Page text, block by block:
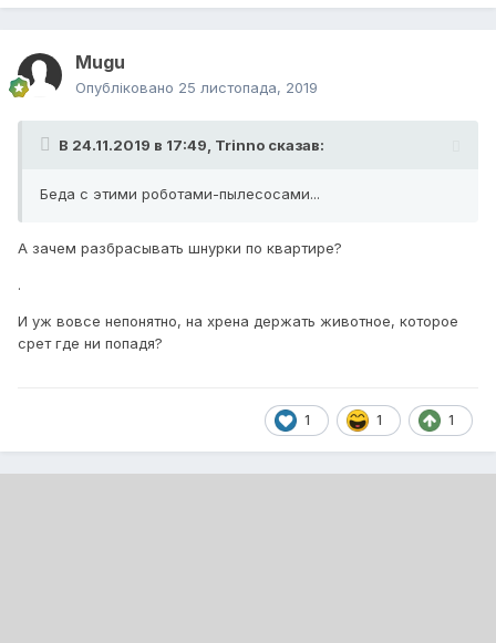
Mugu
Опубліковано 25 листопада, 2019
В 24.11.2019 в 17:49, Trinno сказав:
Беда с этими роботами-пылесосами...
А зачем разбрасывать шнурки по квартире?
.
И уж вовсе непонятно, на хрена держать животное, которое
срет где ни попадя?
1 1 1